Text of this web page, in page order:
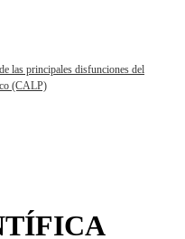
las principales disfunciones del
(CALP)